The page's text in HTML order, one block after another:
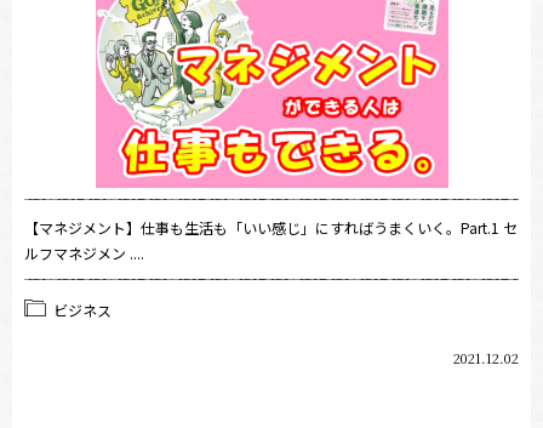
【マネジメント】仕事も生活も「いい感じ」にすればうまくいく。Part.1 セ
ルフマネジメン ....
ビジネス
2021.12.02